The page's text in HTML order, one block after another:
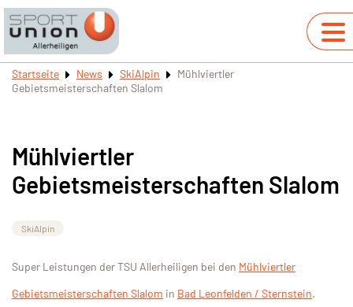
Startseite News SkiAlpin
Mühlviertler
Gebietsmeisterschaften Slalom
Mühlviertler
Gebietsmeisterschaften Slalom
SkiAlpin
Super Leistungen der TSU Allerheiligen bei den Mühlviertler
Gebietsmeisterschaften Slalom in Bad Leonfelden / Sternstein.